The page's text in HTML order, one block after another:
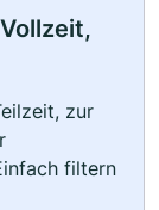
zur
filtern